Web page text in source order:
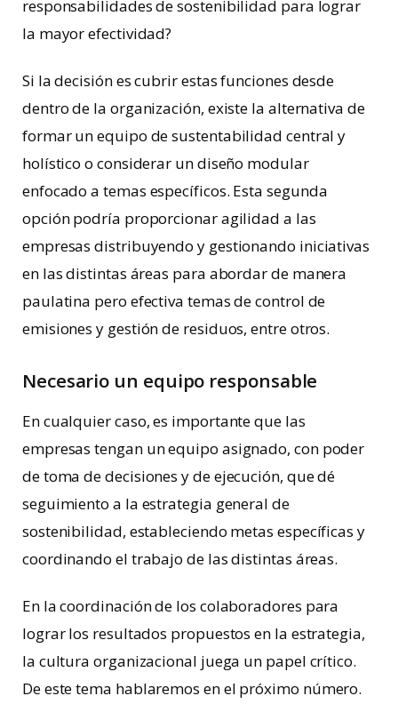
responsabilidades de sostenibilidad para lograr
la mayor efectividad?
Si la decisión es cubrir estas funciones desde
dentro de la organización, existe la alternativa de
formar un equipo de sustentabilidad central y
holístico o considerar un diseño modular
enfocado a temas específicos. Esta segunda
opción podría proporcionar agilidad a las
empresas distribuyendo y gestionando iniciativas
en las distintas áreas para abordar de manera
paulatina pero efectiva temas de control de
emisiones y gestión de residuos, entre otros.
Necesario un equipo responsable
En cualquier caso, es importante que las
empresas tengan un equipo asignado, con poder
de toma de decisiones y de ejecución, que dé
seguimiento a la estrategia general de
sostenibilidad, estableciendo metas específicas y
coordinando el trabajo de las distintas áreas.
En la coordinación de los colaboradores para
lograr los resultados propuestos en la estrategia,
la cultura organizacional juega un papel crítico.
De este tema hablaremos en el próximo número.